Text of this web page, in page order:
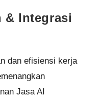
& Integrasi
dan efisiensi kerja
Jasa AI